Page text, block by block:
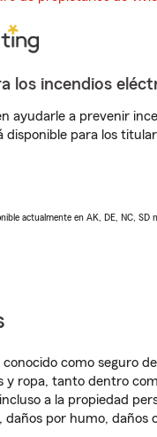
los incendios
ayudarle a prevenir
disponible para los
actualmente en AK, DE, NC, SD
conocido como seguro
y ropa, tanto dentro
a la propiedad
daños por humo,